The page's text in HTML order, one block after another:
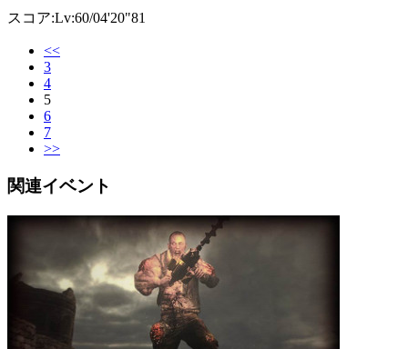
スコア:Lv:60/04'20"81
<<
3
4
5
6
7
>>
関連イベント